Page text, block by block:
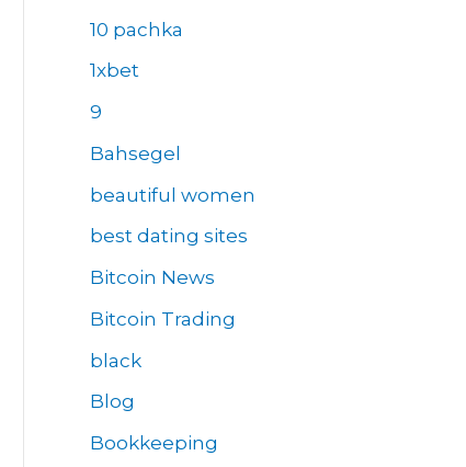
10 pachka
1xbet
9
Bahsegel
beautiful women
best dating sites
Bitcoin News
Bitcoin Trading
black
Blog
Bookkeeping